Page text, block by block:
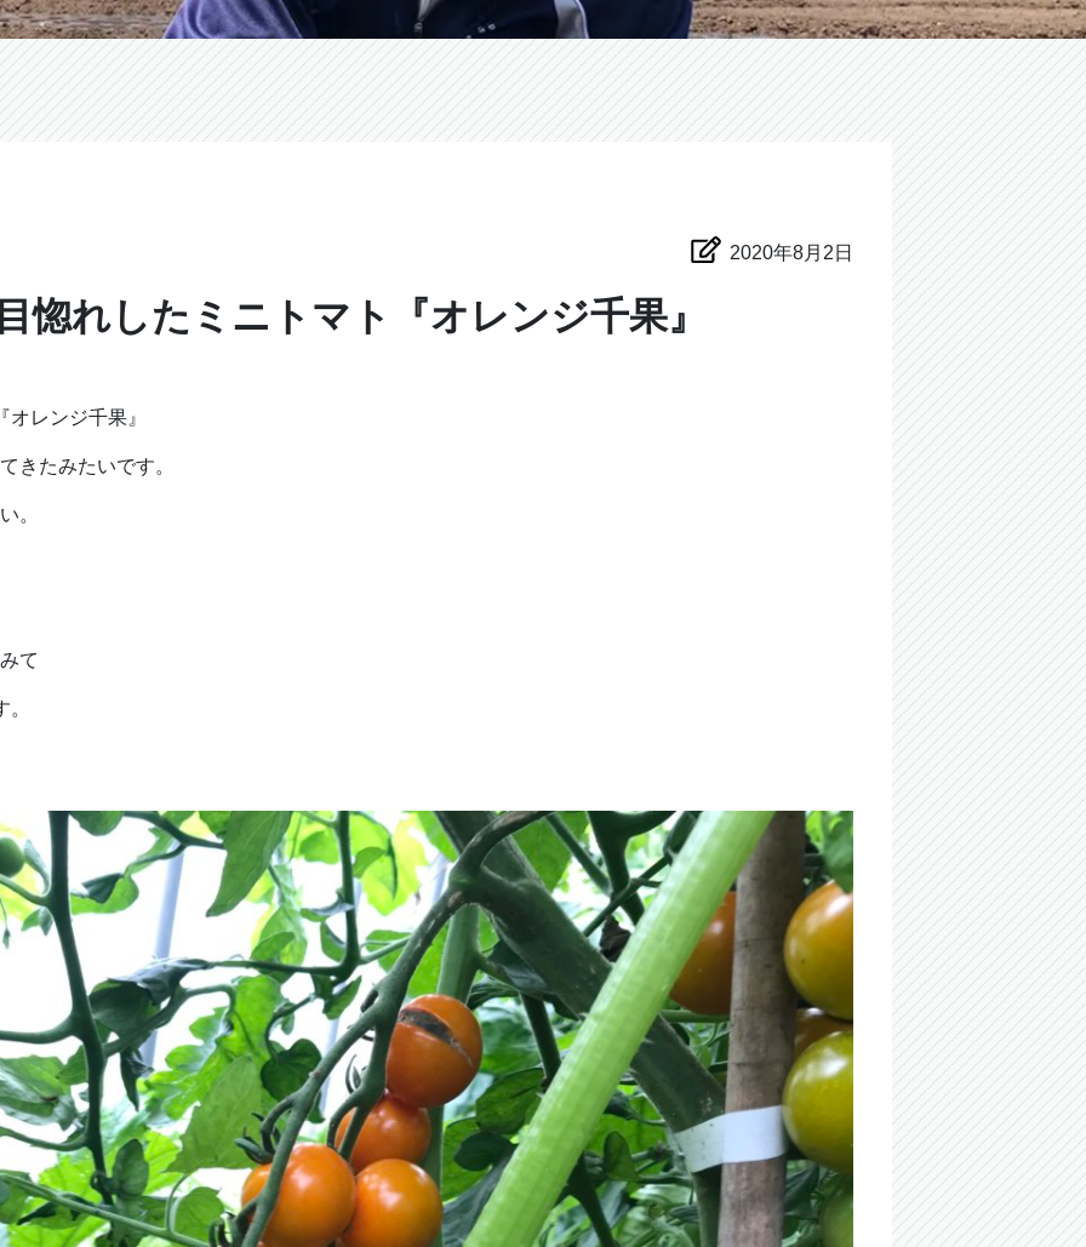
2020年8月2日
惚れしたミニトマト『オレンジ千果』
レンジ千果』
きたみたいです。
。
て
。